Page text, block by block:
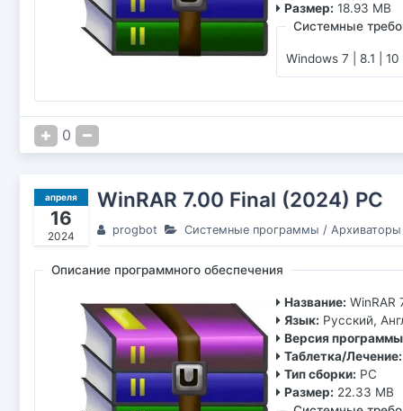
Размер: 18.93 MB
Системные
Windows 7 | 8.1 |
0
апреля
16
2024
WinRAR 7.00 Final (2024) РС
progbot Системные программы / Архиваторы
Описание программного обеспечения
Название:
Язык: Русский,
Версия
Таблетка/Лечение:
Тип сборки: PC
Размер: 22.33 MB